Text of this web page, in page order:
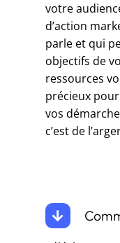
votre
d’action
parle et qui
objectifs de
ressources
précieux
vos
c’est de